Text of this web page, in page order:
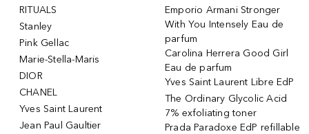
RITUALS
Stanley
Pink Gellac
Marie-Stella-Maris
DIOR
CHANEL
Yves Saint Laurent
Jean Paul Gaultier
Emporio Armani Stronger
With You Intensely Eau de
parfum
Carolina Herrera Good Girl
Eau de parfum
Yves Saint Laurent Libre EdP
The Ordinary Glycolic Acid
7% exfoliating toner
Prada Paradoxe EdP refillable